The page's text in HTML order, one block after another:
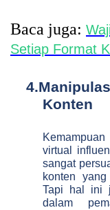
Baca juga:
Setiap Format
4.
Konten
virtual
sangat
konten
Tapi hal ini
dalam